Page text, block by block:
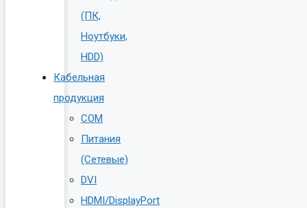
(ПК,
Ноутбуки,
HDD)
Кабельная
продукция
COM
Питания
(Сетевые)
DVI
HDMI/DisplayPort